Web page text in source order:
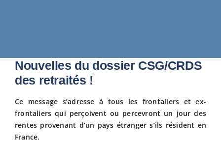
Nouvelles du dossier CSG/CRDS
des retraités !
Ce message s’adresse à tous les frontaliers et ex-
frontaliers qui perçoivent ou percevront un jour des
rentes provenant d’un pays étranger s’ils résident en
France.